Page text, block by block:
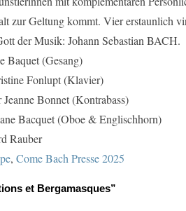
zur Geltung kommt. Vier erstaunlich
der Musik: Johann Sebastian BACH.
Baquet (Gesang)
Fonlupt (Klavier)
Bonnet (Kontrabass)
Bacquet (Oboe & Englischhorn)
Rauber
, Come Bach Presse 2025
et Bergamasques”